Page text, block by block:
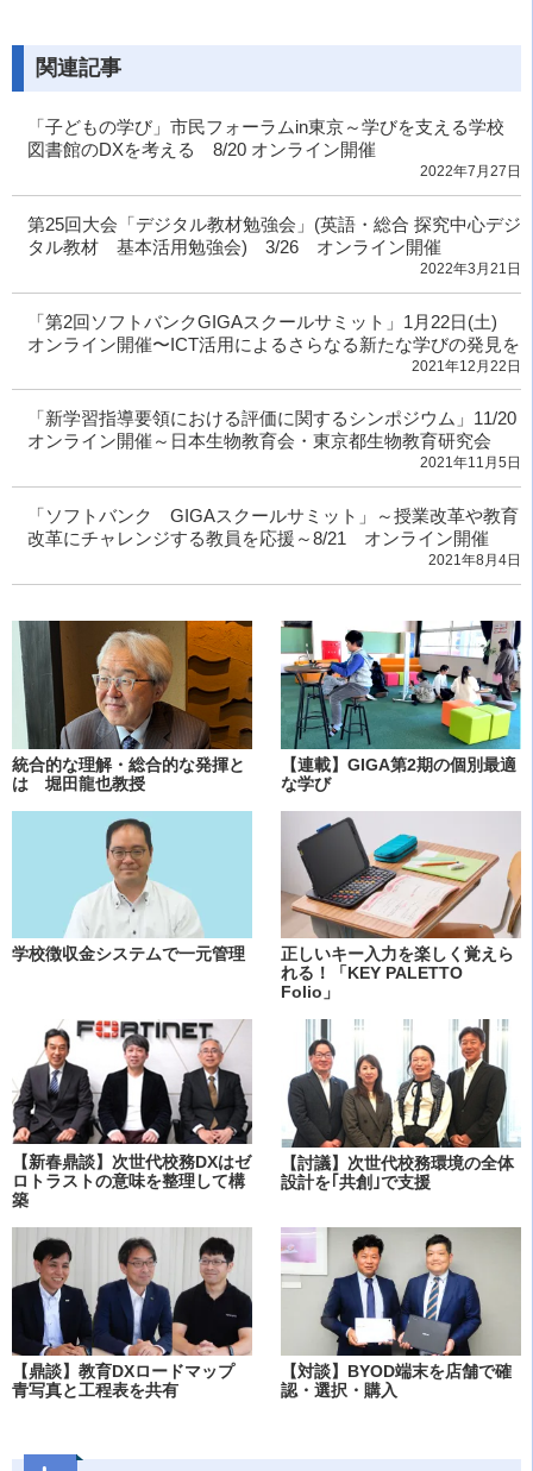
関連記事
「子どもの学び」市民フォーラムin東京～学びを支える学校
図書館のDXを考える 8/20 オンライン開催
2022年7月27日
第25回大会「デジタル教材勉強会」(英語・総合 探究中心デジ
タル教材 基本活用勉強会) 3/26 オンライン開催
2022年3月21日
「第2回ソフトバンクGIGAスクールサミット」1月22日(土)
オンライン開催〜ICT活用によるさらなる新たな学びの発見を
2021年12月22日
「新学習指導要領における評価に関するシンポジウム」11/20
オンライン開催～日本生物教育会・東京都生物教育研究会
2021年11月5日
「ソフトバンク GIGAスクールサミット」～授業改革や教育
改革にチャレンジする教員を応援～8/21 オンライン開催
2021年8月4日
統合的な理解・総合的な発揮と
は 堀田龍也教授
【連載】GIGA第2期の個別最適
な学び
学校徴収金システムで一元管理
正しいキー入力を楽しく覚えら
れる！「KEY PALETTO
Folio」
【新春鼎談】次世代校務DXはゼ
ロトラストの意味を整理して構
築
【討議】次世代校務環境の全体
設計を｢共創｣で支援
【鼎談】教育DXロードマップ
青写真と工程表を共有
【対談】BYOD端末を店舗で確
認・選択・購入